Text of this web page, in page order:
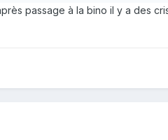
passage à la bino il y a des